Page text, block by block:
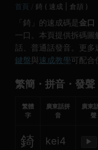
首頁 錡 ( 速成 | 倉頡 )
「錡」的速成碼是 金口
一口。本頁提供拆碼
話、普通話發音。更多
鍵盤與速成教學可配合
繁簡・拼音・發聲
繁體
字
廣東話拼
音
廣東
聲
錡 kei4 ▶